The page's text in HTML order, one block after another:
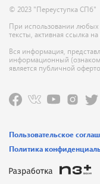
© 2023 "Переуступка СПб"
При использовании любых
тексты, активная ссылка
Вся информация,
информационный
является публичной
Пользовательское
Политика